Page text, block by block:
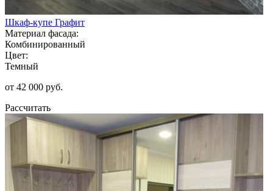
Шкаф-купе Графит
Материал фасада:
Комбинированный
Цвет:
Темный
от 42 000 руб.
Рассчитать